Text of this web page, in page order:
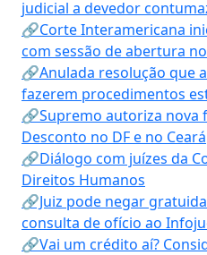
judicial a devedor
🔗Corte Interamericana
com sessão de abertura no
🔗Anulada resolução que
fazerem procedimentos
🔗Supremo autoriza nova
Desconto no DF e no Ceará
🔗Diálogo com juízes da
Direitos Humanos
🔗Juiz pode negar
consulta de ofício ao
🔗Vai um crédito aí?